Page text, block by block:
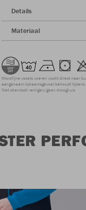
Details
Materiaal
Microfijne vezels voeren vocht direct naar
aangenaam lichaamsgevoel behoudt
Niet chemisch reinigen/geen droogkuis